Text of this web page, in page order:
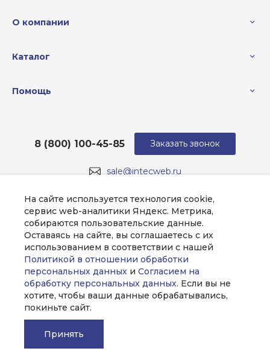
На сайте используется технология cookie,
сервис web-аналитики Яндекс. Метрика,
собираются пользовательские данные.
Оставаясь на сайте, вы соглашаетесь с их
использованием в соответствии с нашей
Политикой в отношении обработки
персональных данных и Согласием на
обработку персональных данных. Если вы не
хотите, чтобы ваши данные обрабатывались,
покиньте сайт.
Принять
О компании
Каталог
Помощь
sale@intecweb.ru
8 (800) 100-45-85
г. Москва, ул. Люсиновская, д. 39
Заказать звонок
© 2026 Universe, Все права защищены